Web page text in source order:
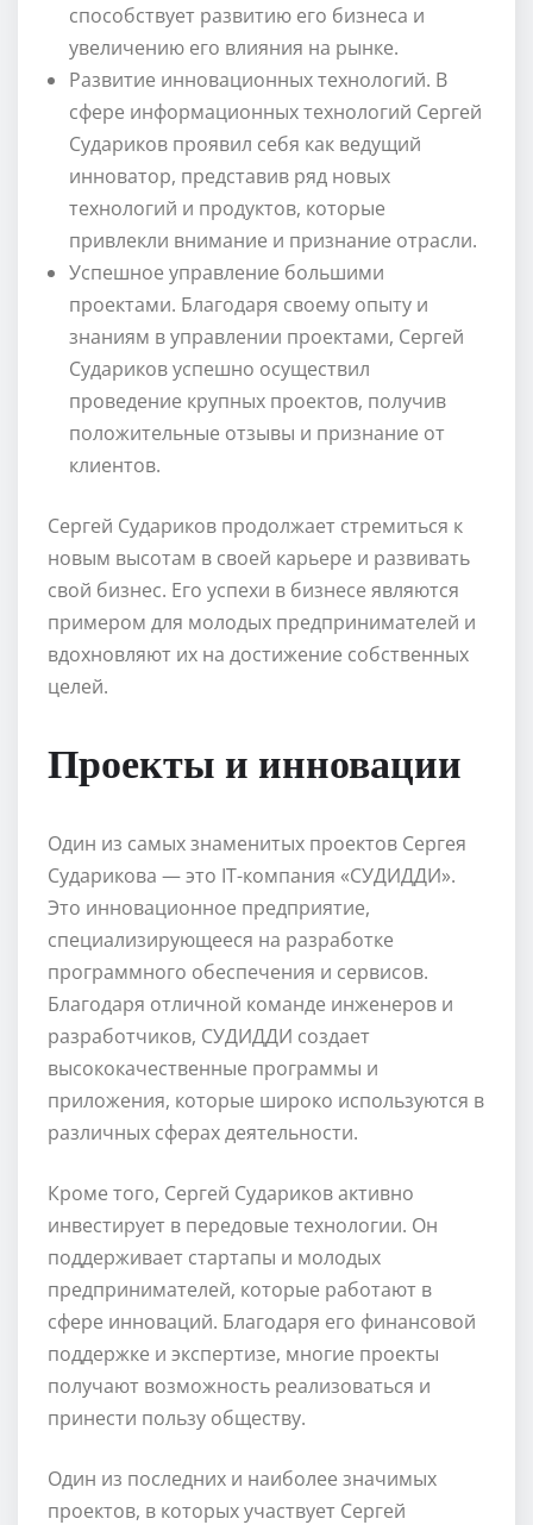
способствует развитию его бизнеса и
увеличению его влияния на рынке.
Развитие инновационных технологий. В
сфере информационных технологий Сергей
Судариков проявил себя как ведущий
инноватор, представив ряд новых
технологий и продуктов, которые
привлекли внимание и признание отрасли.
Успешное управление большими
проектами. Благодаря своему опыту и
знаниям в управлении проектами, Сергей
Судариков успешно осуществил
проведение крупных проектов, получив
положительные отзывы и признание от
клиентов.
Сергей Судариков продолжает стремиться к
новым высотам в своей карьере и развивать
свой бизнес. Его успехи в бизнесе являются
примером для молодых предпринимателей и
вдохновляют их на достижение собственных
целей.
Проекты и инновации
Один из самых знаменитых проектов Сергея
Сударикова — это IT-компания «СУДИДДИ».
Это инновационное предприятие,
специализирующееся на разработке
программного обеспечения и сервисов.
Благодаря отличной команде инженеров и
разработчиков, СУДИДДИ создает
высококачественные программы и
приложения, которые широко используются в
различных сферах деятельности.
Кроме того, Сергей Судариков активно
инвестирует в передовые технологии. Он
поддерживает стартапы и молодых
предпринимателей, которые работают в
сфере инноваций. Благодаря его финансовой
поддержке и экспертизе, многие проекты
получают возможность реализоваться и
принести пользу обществу.
Один из последних и наиболее значимых
проектов, в которых участвует Сергей